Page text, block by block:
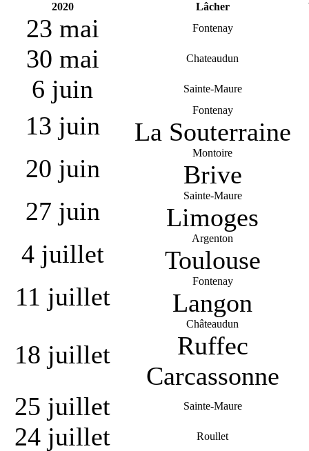
2020 Lâcher
23 mai Fontenay
30 mai Chateaudun
6 juin Sainte-Maure
13 juin
Fontenay
La Souterraine
20 juin
Montoire
Brive
27 juin
Sainte-Maure
Limoges
4 juillet
Argenton
Toulouse
11 juillet
Fontenay
Langon
18 juillet
Châteaudun
Ruffec
Carcassonne
25 juillet
Sainte-Maure
24 juillet Roullet